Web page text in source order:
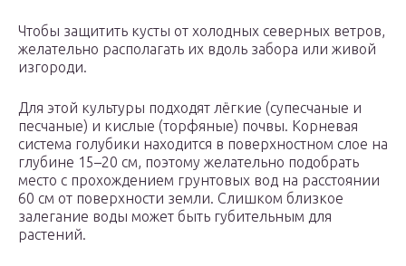
Чтобы защитить кусты от холодных северных ветров,
желательно располагать их вдоль забора или живой
изгороди.
Для этой культуры подходят лёгкие (супесчаные и
песчаные) и кислые (торфяные) почвы. Корневая
система голубики находится в поверхностном слое на
глубине 15–20 см, поэтому желательно подобрать
место с прохождением грунтовых вод на расстоянии
60 см от поверхности земли. Слишком близкое
залегание воды может быть губительным для
растений.